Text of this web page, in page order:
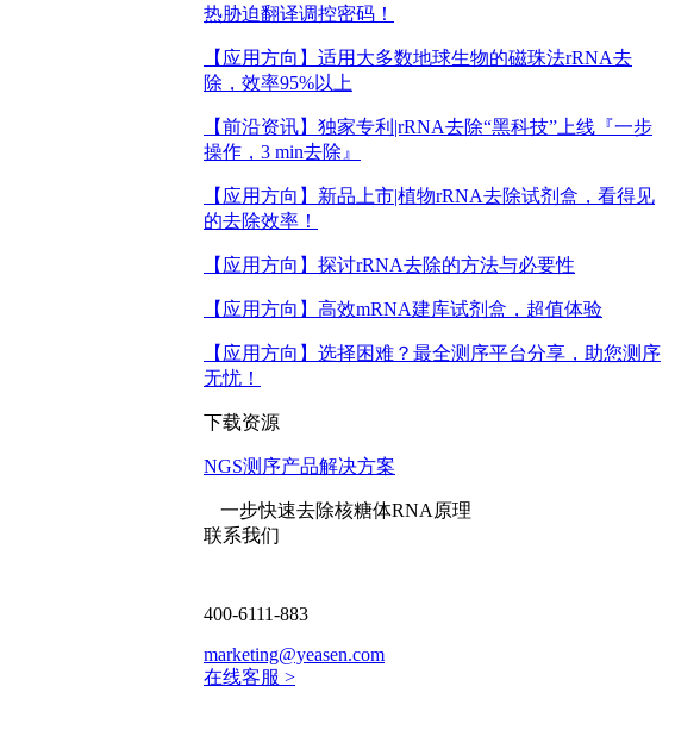
热胁迫翻译调控密码！
【应用方向】 适用大多数地球生物的磁珠法rRNA去
除，效率95%以上
【前沿资讯】 独家专利|rRNA去除“黑科技”上线『一步
操作，3 min去除』
【应用方向】 新品上市|植物rRNA去除试剂盒，看得见
的去除效率！
【应用方向】 探讨rRNA去除的方法与必要性
【应用方向】 高效mRNA建库试剂盒，超值体验
【应用方向】 选择困难？最全测序平台分享，助您测序
无忧！
下载资源
NGS测序产品解决方案
一步快速去除核糖体RNA原理
联系我们
400-6111-883
marketing@yeasen.com
在线客服 >